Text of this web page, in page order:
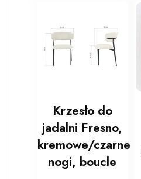
Krzesło do
jadalni Fresno,
kremowe/czarne
nogi, boucle